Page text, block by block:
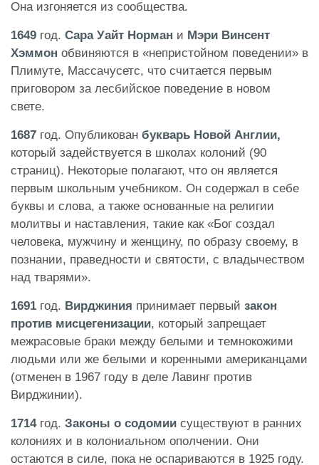
Она изгоняется из сообщества.
1649 год. Сара Уайт Норман и Мэри Винсент
Хэммон обвиняются в «непристойном поведении» в
Плимуте, Массачусетс, что считается первым
приговором за лесбийское поведение в новом
свете.
1687 год. Опубликован букварь Новой Англии,
который задействуется в школах колоний (90
страниц). Некоторые полагают, что он является
первым школьным учебником. Он содержал в себе
буквы и слова, а также основанные на религии
молитвы и наставления, такие как «Бог создал
человека, мужчину и женщину, по образу своему, в
познании, праведности и святости, с владычеством
над тварями».
1691 год. Вирджиния принимает первый закон
против мисцегенизации, который запрещает
межрасовые браки между белыми и темнокожими
людьми или же белыми и коренными американцами
(отменен в 1967 году в деле Лавинг против
Вирджинии).
1714год. Законы о содомии существуют в ранних
колониях и в колониальном ополчении. Они
остаются в силе, пока не оспариваются в 1925 году.